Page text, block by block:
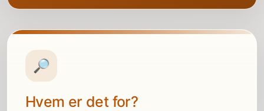
🔎
Hvem er det for?